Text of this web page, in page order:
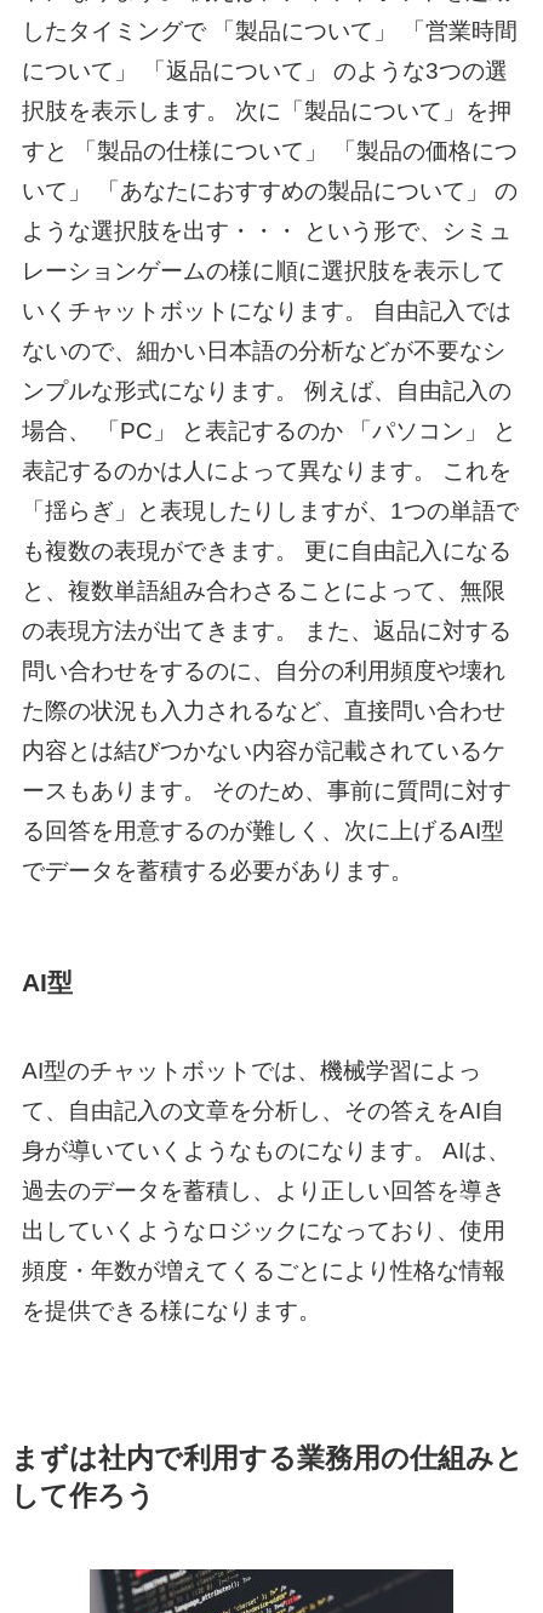
したタイミングで 「製品について」 「営業時間
について」 「返品について」 のような3つの選
択肢を表示します。 次に「製品について」を押
すと 「製品の仕様について」 「製品の価格につ
いて」 「あなたにおすすめの製品について」 の
ような選択肢を出す・・・ という形で、シミュ
レーションゲームの様に順に選択肢を表示して
いくチャットボットになります。 自由記入では
ないので、細かい日本語の分析などが不要なシ
ンプルな形式になります。 例えば、自由記入の
場合、 「PC」 と表記するのか 「パソコン」 と
表記するのかは人によって異なります。 これを
「揺らぎ」と表現したりしますが、1つの単語で
も複数の表現ができます。 更に自由記入になる
と、複数単語組み合わさることによって、無限
の表現方法が出てきます。 また、返品に対する
問い合わせをするのに、自分の利用頻度や壊れ
た際の状況も入力されるなど、直接問い合わせ
内容とは結びつかない内容が記載されているケ
ースもあります。 そのため、事前に質問に対す
る回答を用意するのが難しく、次に上げるAI型
でデータを蓄積する必要があります。
AI型
AI型のチャットボットでは、機械学習によっ
て、自由記入の文章を分析し、その答えをAI自
身が導いていくようなものになります。 AIは、
過去のデータを蓄積し、より正しい回答を導き
出していくようなロジックになっており、使用
頻度・年数が増えてくるごとにより性格な情報
を提供できる様になります。
まずは社内で利用する業務用の仕組みと
して作ろう